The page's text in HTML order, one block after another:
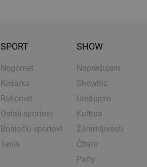
SPORT
Nogomet
Košarka
Rukomet
Ostali sportovi
Borilački sportovi
Tenis
SHOW
Napredujem
Showbiz
Uređujem
Kultura
Zanimljivosti
Čitam
Party